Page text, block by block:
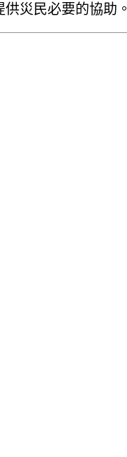
災民必要的協助。